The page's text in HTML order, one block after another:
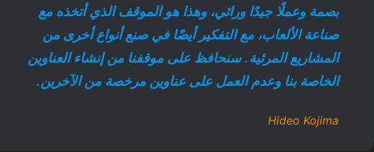
بصمة وعملًا جيدًا ورائي، وهذا هو الموقف الذي أتخذه مع
صناعة الألعاب، مع التفكير أيضًا في صنع أنواع أخرى من
المشاريع المرئية. سنحافظ على موقفنا من إنشاء العناوين
الخاصة بنا وعدم العمل على عناوين مرخصة من الآخرين.
Hideo Kojima